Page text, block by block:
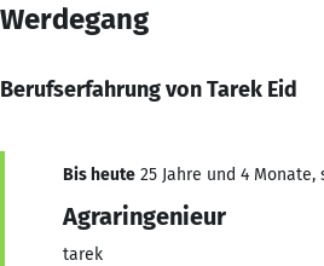
Werdegang
Berufserfahrung von Tarek Eid
Bis heute 25 Jahre und 4 Monate,
Agraringenieur
tarek